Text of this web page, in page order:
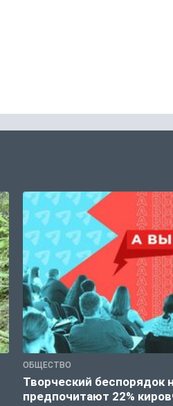
ОБЩЕСТВО
Творческий беспорядок
предпочитают 22%